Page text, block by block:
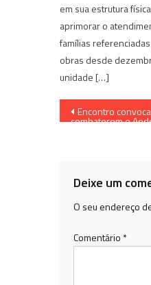
em sua estrutura
aprimorar o
famílias
obras desde
unidade […]
Encontro
combaterem o
Deixe um
O seu endereço
Comentário *